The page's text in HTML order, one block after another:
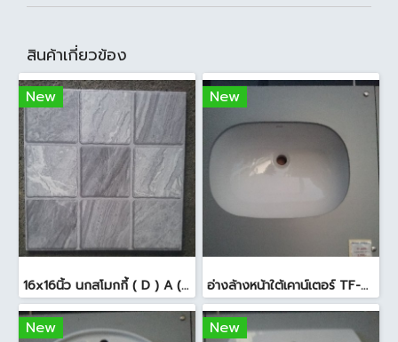
สินค้าเกี่ยวข้อง
New
16x16นิ้ว นกสโมกกี้ ( D ) A (Pack6)
New
อ่างล้างหน้าใต้เคาน์เตอร์ TF-0458 สีขาว
New New